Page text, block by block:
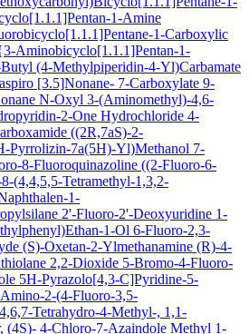
1-Amine
1-Carboxylic
Aminobicyclo[1.1.1]Pentan-1-
(4-Methylpiperidin-4-Yl)Carbamate
[3.5]Nonane- 7-Carboxylate 9-
N-Oxyl 3-(Aminomethyl)-4,6-
2-One Hydrochloride 4-
((2R,7aS)-2-
Pyrrolizin-7a(5H)-Yl)Methanol 7-
8-Fluoroquinazoline ((2-Fluoro-6-
(4,4,5,5-Tetramethyl-1,3,2-
1-
2'-Fluoro-2'-Deoxyuridine 1-
1-Ol 6-Fluoro-2,3-
(S)-Oxetan-2-Ylmethanamine (R)-4-
2,2-Dioxide 5-Bromo-4-Fluoro-
5H-Pyrazolo[4,3-C]Pyridine-5-
2-(4-Fluoro-3,5-
Tetrahydro-4-Methyl-, 1,1-
(4S)- 4-Chloro-7-Azaindole Methyl 1-